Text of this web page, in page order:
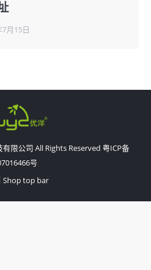
月15日
限公司 All Rights Reserved 粤ICP备
号
Shop top bar